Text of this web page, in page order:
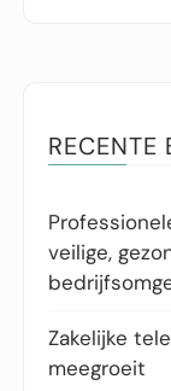
RECENTE
veilige,
Zakelijke
meegroeit